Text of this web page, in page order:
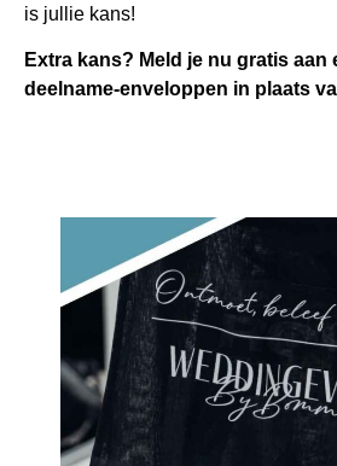
is jullie kans!
Extra kans? Meld je nu gratis aan
deelname-enveloppen in plaats